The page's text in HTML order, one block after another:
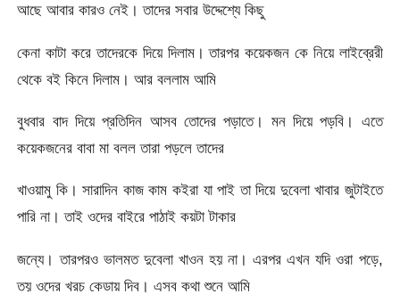
আছে আবার কারও নেই। তাদের সবার উদ্দেশ্যে কিছু
কেনা কাটা করে তাদেরকে দিয়ে দিলাম। তারপর কয়েকজন কে নিয়ে লাইব্রেরী
থেকে বই কিনে দিলাম। আর বললাম আমি
বুধবার বাদ দিয়ে প্রতিদিন আসব তোদের পড়াতে। মন দিয়ে পড়বি। এতে
কয়েকজনের বাবা মা বলল তারা পড়লে তাদের
খাওয়ামু কি। সারাদিন কাজ কাম কইরা যা পাই তা দিয়ে দুবেলা খাবার জুটাইতে
পারি না। তাই ওদের বাইরে পাঠাই কয়টা টাকার
জন্যে। তারপরও ভালমত দুবেলা খাওন হয় না। এরপর এখন যদি ওরা পড়ে,
তয় ওদের খরচ কেডায় দিব। এসব কথা শুনে আমি